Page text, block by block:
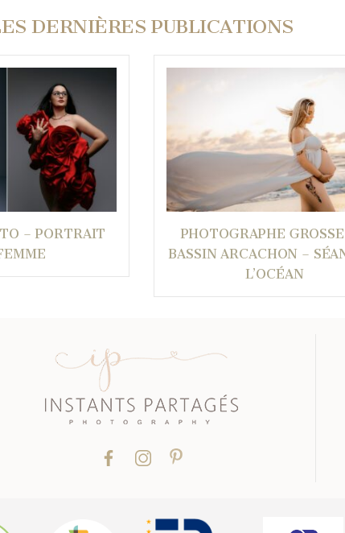
DERNIÈRES PUBLICATIONS
– PORTRAIT
PHOTOGRAPHE
BASSIN ARCACHON –
L’OCÉAN